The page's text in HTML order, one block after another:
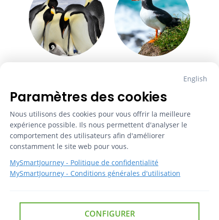
2026 - Propulsé par
English
Paramètres des cookies
Nous utilisons des cookies pour vous offrir la meilleure
expérience possible. Ils nous permettent d'analyser le
comportement des utilisateurs afin d'améliorer
constamment le site web pour vous.
MySmartJourney - Politique de confidentialité
MySmartJourney - Conditions générales d'utilisation
CONFIGURER